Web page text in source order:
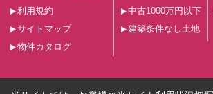
利用規約
サイトマップ
物件カタログ
中古1000万円以下
建築条件なし土地